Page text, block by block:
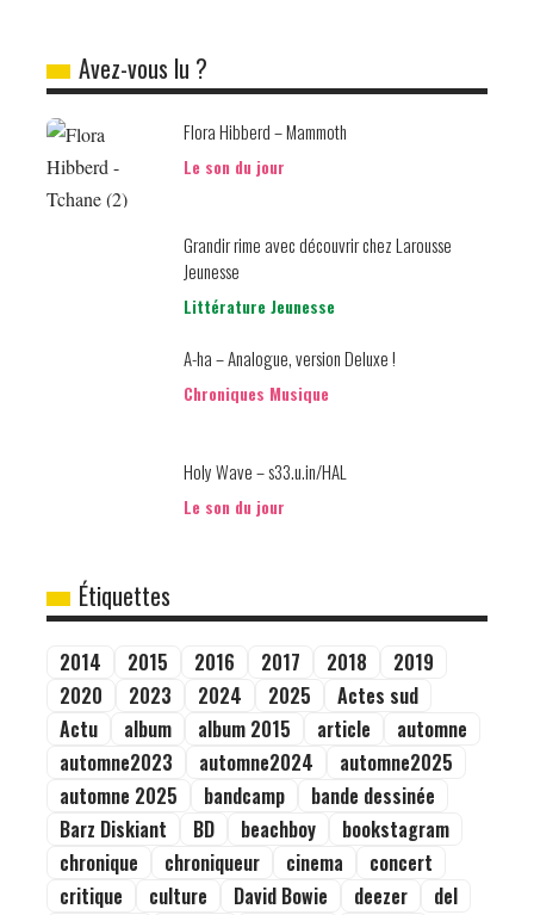
Avez-vous lu ?
Flora Hibberd – Mammoth
Le son du jour
Grandir rime avec découvrir chez Larousse
Jeunesse
Littérature Jeunesse
A-ha – Analogue, version Deluxe !
Chroniques Musique
Holy Wave – s33.u.in/HAL
Le son du jour
Étiquettes
2014 2015 2016 2017 2018
2019
2020
2023 2024 2025
Actes sud
Actu
album album 2015 article
automne
automne2023
automne2024
automne2025
automne 2025
bandcamp
bande dessinée
Barz Diskiant
BD beachboy
bookstagram
chronique
chroniqueur cinema
concert
critique
culture David Bowie deezer
del